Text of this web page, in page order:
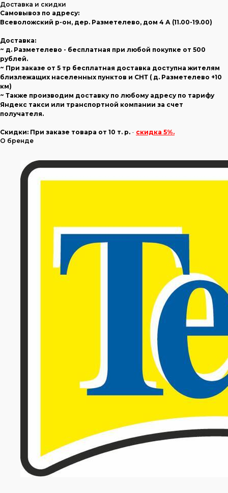
Доставка и скидки
Самовывоз по адресу:
Всеволожский р-он, дер. Разметелево, дом 4 А (11.00-19.00)
Доставка:
~ д. Разметелево - бесплатная при любой покупке от 500
рублей.
~ При заказе от 5 тр бесплатная доставка доступна жителям
близлежащих населенных пунктов и СНТ ( д. Разметелево +10
км)
~ Также производим доставку по любому адресу по тарифу
Яндекс такси или транспортной компании за счет
получателя.
Скидки: При заказе товара от 10 т. р. - скидка 5%.
О бренде